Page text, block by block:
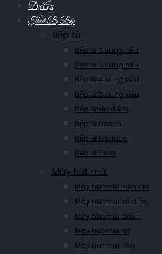
Dự Án
Thiết Bị Bếp
Bếp từ
Bếp từ 2 vùng nấu
Bếp từ 3 vùng nấu
Bếp từ 4 vùng nấu
Bếp từ 5 vùng nấu
Bếp từ đa điểm
Bếp từ Bosch
Bếp từ Malloca
Bếp từ Teka
Máy hút mùi
Máy hút mùi hiện đại
Máy hút mùi cổ điển
Máy hút mùi chữ T
Máy hút mùi rút
Máy hút mùi đảo